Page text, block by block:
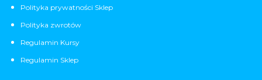
Polityka prywatności Sklep
Polityka zwrotów
Regulamin Kursy
Regulamin Sklep